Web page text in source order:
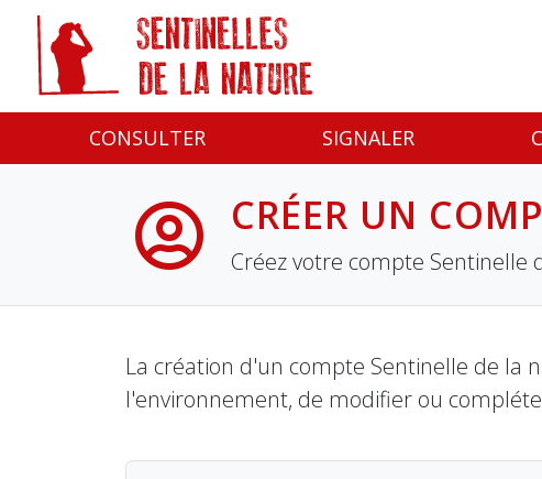
CONSULTER SIGNALER
CRÉER UN
Créez votre compte Sentinelle
La création d'un compte Sentinelle de la
l'environnement, de modifier ou
Panneau de gestion des cookies